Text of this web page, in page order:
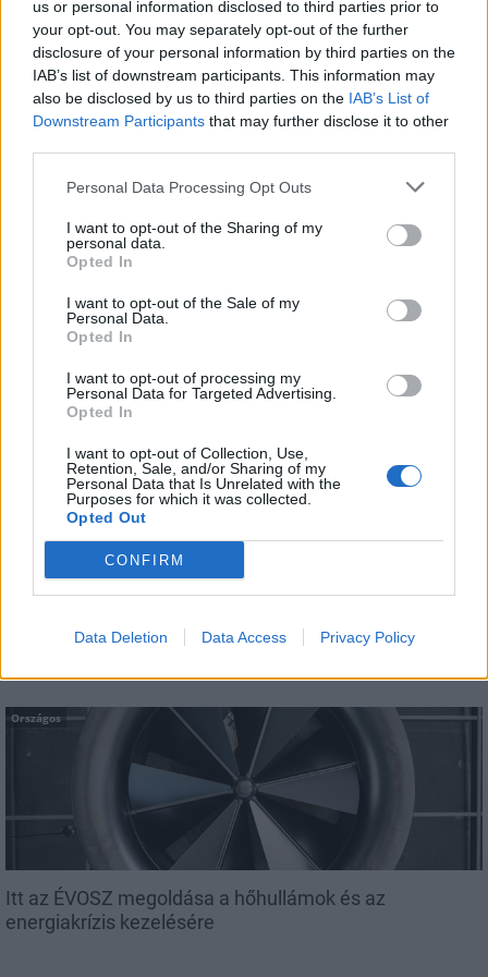
us or personal information disclosed to third parties prior to
your opt-out. You may separately opt-out of the further
disclosure of your personal information by third parties on the
IAB’s list of downstream participants. This information may
also be disclosed by us to third parties on the IAB’s List of
Downstream Participants that may further disclose it to other
Personal Data Processing Opt Outs
I want to opt-out of the Sharing of my
personal data.
Opted In
I want to opt-out of the Sale of my
Personal Data.
Opted In
I want to opt-out of processing my
Personal Data for Targeted Advertising.
Opted In
I want to opt-out of Collection, Use,
Retention, Sale, and/or Sharing of my
Personal Data that Is Unrelated with the
Purposes for which it was collected.
Opted Out
CONFIRM
Data Deletion Data Access Privacy Policy
Országos
Kecskeméten is szakirányú továbbképzésekkel erősít a
Gál Ferenc Egyetem
A lakosságra is fontos szerep hárul a szúnyoginvázió
elkerülésében
Országos
Itt az ÉVOSZ megoldása a hőhullámok és az
energiakrízis kezelésére